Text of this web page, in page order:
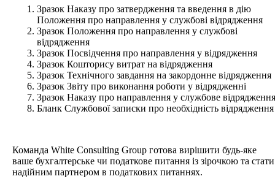
Зразок Наказу про затвердження та введення в дію
Положення про направлення у службові відрядження
Зразок Положення про направлення у службові
відрядження
Зразок Посвідчення про направлення у відрядження
Зразок Кошторису витрат на відрядження
Зразок Технічного завдання на закордонне відрядження
Зразок Звіту про виконання роботи у відрядженні
Зразок Наказу про направлення у службове відрядження
Бланк Службової записки про необхідність відрядження
Команда White Consulting Group готова вирішити будь-яке
ваше бухгалтерське чи податкове питання із зірочкою та стати
надійним партнером в податкових питаннях.